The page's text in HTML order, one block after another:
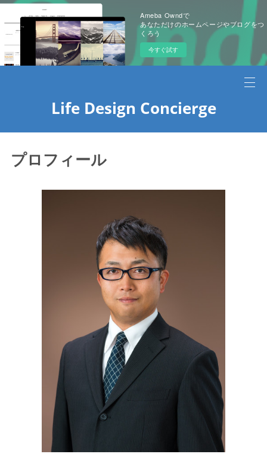
Ameba Owndで
あなただけのホームページやブログをつ
くろう
今すぐ試す
Life Design Concierge
プロフィール